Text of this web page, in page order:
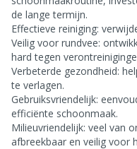
de lange termijn.
Effectieve reiniging:
Veilig voor rundvee:
hard tegen
Verbeterde gezondheid:
te verlagen.
Gebruiksvriendelijk:
efficiënte schoonmaak.
Milieuvriendelijk: veel van
afbreekbaar en veilig voor